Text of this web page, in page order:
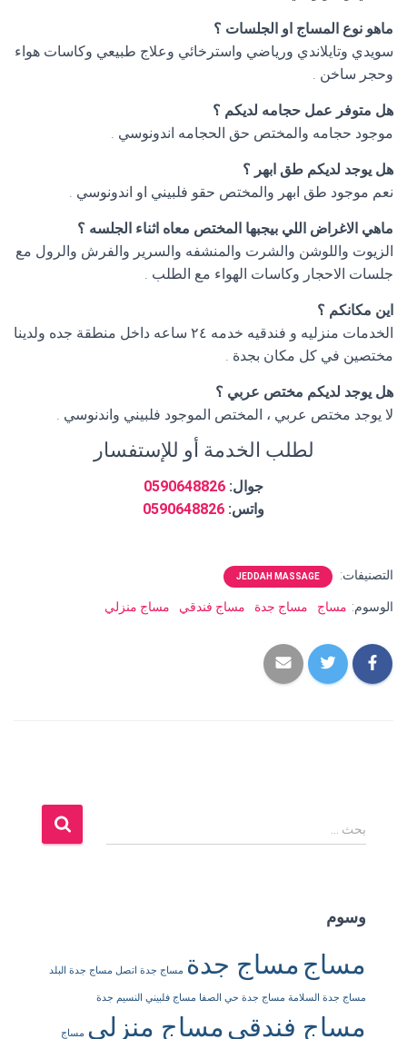
ماهو نوع المساج او الجلسات ؟
سويدي وتايلاندي ورياضي واسترخائي وعلاج طبيعي وكاسات هواء
وحجر ساخن .
هل متوفر عمل حجامه لديكم ؟
موجود حجامه والمختص حق الحجامه اندونوسي .
هل يوجد لديكم طق ابهر ؟
نعم موجود طق ابهر والمختص حقو فلبيني او اندونوسي .
ماهي الاغراض اللي بيجبها المختص معاه اثناء الجلسه ؟
الزيوت واللوشن والشرت والمنشفه والسرير والفرش والرول مع
جلسات الاحجار وكاسات الهواء مع الطلب .
اين مكانكم ؟
الخدمات منزليه و فندقيه خدمه ٢٤ ساعه داخل منطقة جده ولدينا
مختصين في كل مكان بجدة .
هل يوجد لديكم مختص عربي ؟
لا يوجد مختص عربي ، المختص الموجود فلبيني واندنوسي .
لطلب الخدمة أو للإستفسار
جوال: 0590648826
واتس: 0590648826
التصنيفات: JEDDAH MASSAGE
الوسوم: مساج مساج جدة مساج فندقي مساج منزلي
ل
ع
بحث …
وسوم
مساج مساج جدة مساج جدة اتصل مساج جدة البلد
مساج جدة السلامة مساج جدة حي الصفا مساج فلبيني النسيم جدة
مساج فندقيمساج منزلي مساج